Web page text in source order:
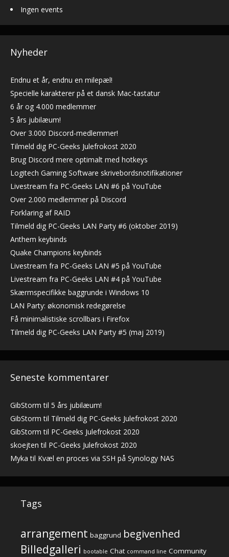
Ingen events
Nyheder
Endnu et år, endnu en milepæl!
Specielle karakterer på et dansk Mac-tastatur
6 år og 4.000 medlemmer
5 års jubilæum!
Over 3.000 Discord-medlemmer!
Tilmeld dig PC-Geeks Julefrokost 2020
Brug Discord mere optimalt med hotkeys
Logitech Gaming Software skrivebordsnotifikationer
Livestream fra PC-Geeks LAN #6 på YouTube
Over 2.000 medlemmer på Discord
Forklaring af RAID
Tilmeld dig PC-Geeks LAN Party #6 (oktober 2019)
Anthem keybinds
Quake Champions keybinds
Livestream fra PC-Geeks LAN #5 på YouTube
Livestream fra PC-Geeks LAN #4 på YouTube
Skærmspecifikke baggrunde i Windows 10
LAN Party: økonomisk redegørelse
Få minimalistiske scrollbars i Firefox
Tilmeld dig PC-Geeks LAN Party #5 (maj 2019)
Seneste kommentarer
GibStorm til 5 års jubilæum!
GibStorm til Tilmeld dig PC-Geeks Julefrokost 2020
GibStorm til PC-Geeks Julefrokost 2020
skoejten til PC-Geeks Julefrokost 2020
Myka til Kvæl en proces via SSH på Synology NAS
Tags
arrangement baggrund begivenhed
Billedgalleri bootable Chat command line Community